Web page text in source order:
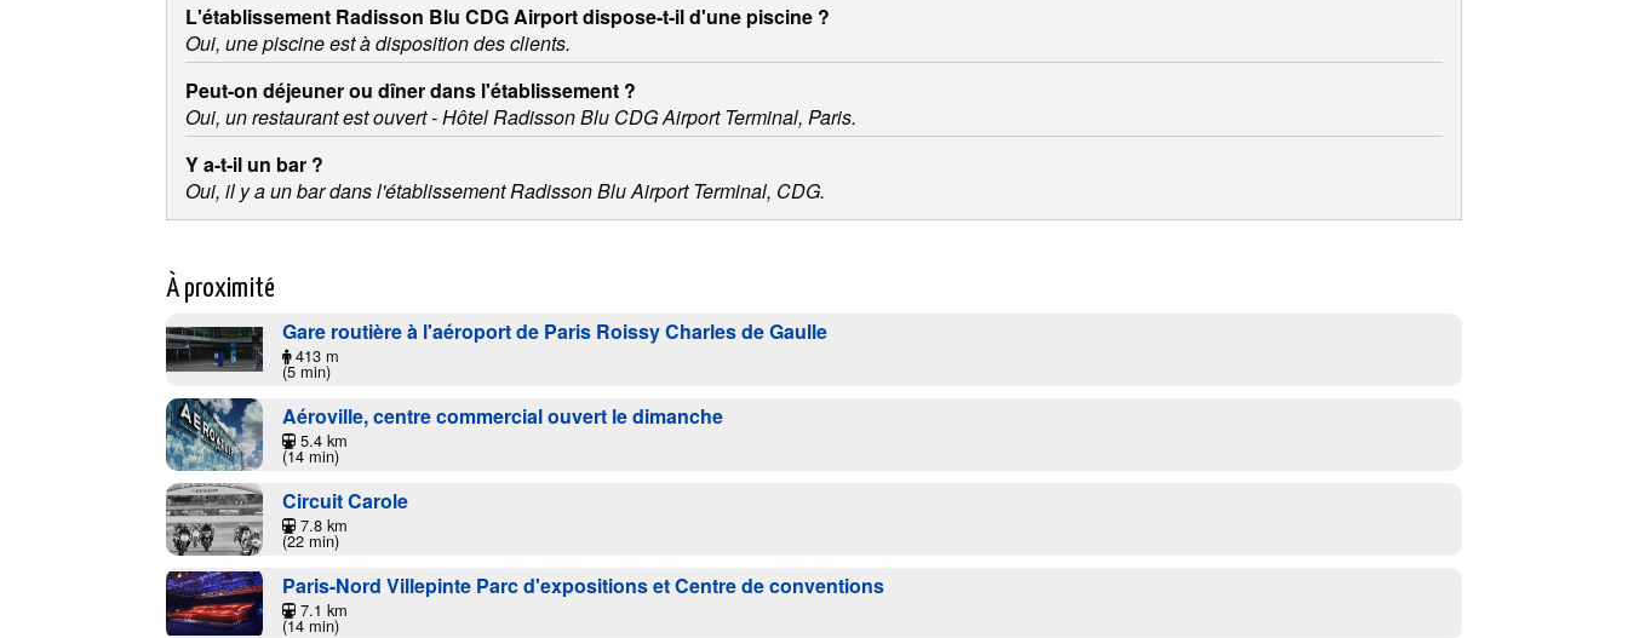
L'établissement Radisson Blu CDG Airport dispose-t-il d'une piscine ?
Oui, une piscine est à disposition des clients.
Peut-on déjeuner ou dîner dans l'établissement ?
Oui, un restaurant est ouvert - Hôtel Radisson Blu CDG Airport Terminal, Paris.
Y a-t-il un bar ?
Oui, il y a un bar dans l'établissement Radisson Blu Airport Terminal, CDG.
À proximité
Gare routière à l'aéroport de Paris Roissy Charles de Gaulle
413 m
(5 min)
Aéroville, centre commercial ouvert le dimanche
5.4 km
(14 min)
Circuit Carole
7.8 km
(22 min)
Paris-Nord Villepinte Parc d'expositions et Centre de conventions
7.1 km
(14 min)